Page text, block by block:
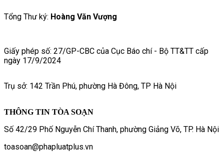
Tổng Thư ký: Hoàng Văn Vượng
Giấy phép số: 27/GP-CBC của Cục Báo chí - Bộ TT&TT cấp
ngày 17/9/2024
Trụ sở: 142 Trần Phú, phường Hà Đông, TP Hà Nội
THÔNG TIN TÒA SOẠN
Số 42/29 Phố Nguyễn Chí Thanh, phường Giảng Võ, TP. Hà Nội
toasoan@phapluatplus.vn